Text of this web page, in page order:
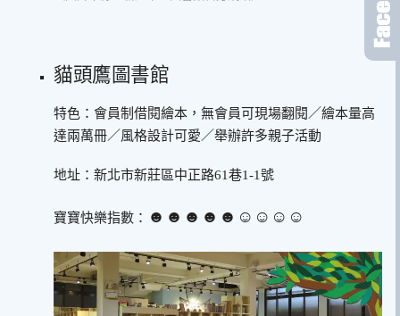
貓頭鷹圖書館
特色：會員制借閱繪本，無會員可現場翻閱／繪本量高
達兩萬冊／風格設計可愛／舉辦許多親子活動
地址：新北市新莊區中正路61巷1-1號
寶寶快樂指數： ☻☻☻☻☻☺︎☺︎☺︎☺︎